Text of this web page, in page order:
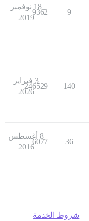
9
9362
18 نوفمبر
2019
140
246529
3 فبراير
2026
36
6077
8 أغسطس
2016
شروط الخدمة